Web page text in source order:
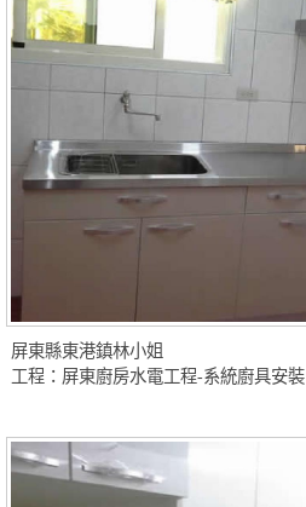
屏東縣東港鎮林小姐
工程：屏東廚房水電工程-系統廚具安裝